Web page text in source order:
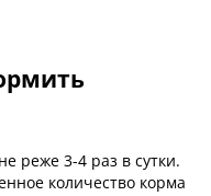
реже 3-4 раз в сутки.
количество корма